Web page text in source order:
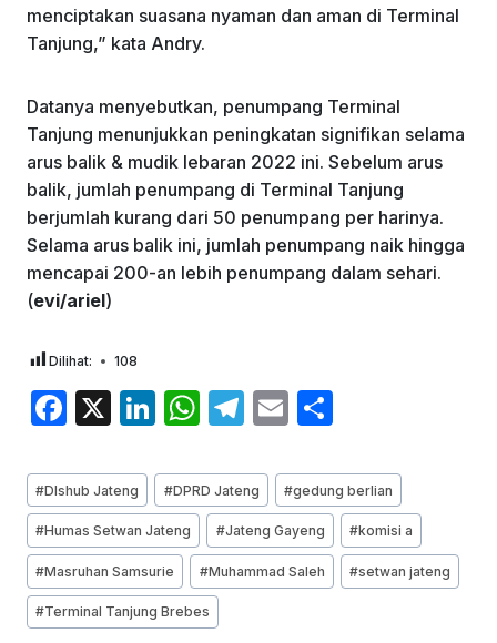
menciptakan suasana nyaman dan aman di Terminal
Tanjung,” kata Andry.
Datanya menyebutkan, penumpang Terminal
Tanjung menunjukkan peningkatan signifikan selama
arus balik & mudik lebaran 2022 ini. Sebelum arus
balik, jumlah penumpang di Terminal Tanjung
berjumlah kurang dari 50 penumpang per harinya.
Selama arus balik ini, jumlah penumpang naik hingga
mencapai 200-an lebih penumpang dalam sehari.
(evi/ariel)
Dilihat: 108
F
c
e
b
o
o
X
Li
k
e
dI
n
W
at
s
A
p
p
T
e
gr
a
m
E
ai
l
ar
e
Post
Tags:
#DIshub Jateng #DPRD Jateng #gedung berlian
#Humas Setwan Jateng #Jateng Gayeng #komisi a
#Masruhan Samsurie #Muhammad Saleh #setwan jateng
#Terminal Tanjung Brebes